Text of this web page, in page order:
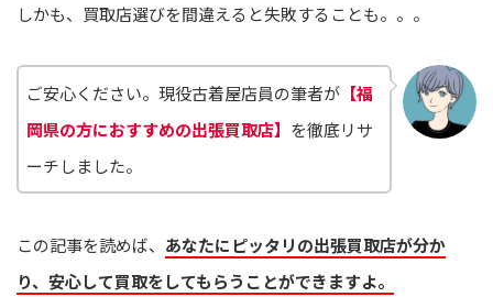
しかも、買取店選びを間違えると失敗することも。。。
ご安心ください。現役古着屋店員の筆者が 【福
岡県の方におすすめの出張買取店】 を徹底リサ
ーチしました。
この記事を読めば、 あなたにピッタリの出張買取店が分か
り、安心して買取をしてもらうことができますよ。